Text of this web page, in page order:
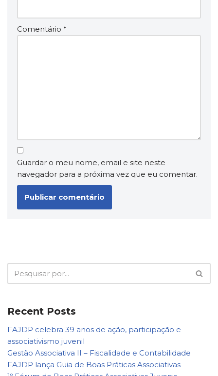
Comentário *
Guardar o meu nome, email e site neste
navegador para a próxima vez que eu comentar.
Recent Posts
FAJDP celebra 39 anos de ação, participação e
associativismo juvenil
Gestão Associativa II – Fiscalidade e Contabilidade
FAJDP lança Guia de Boas Práticas Associativas